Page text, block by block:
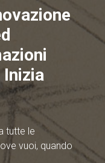
Inizia
tutte le
vuoi, quando